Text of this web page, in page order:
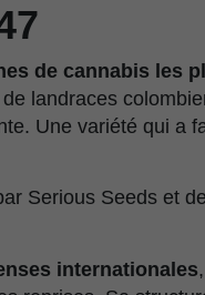
de cannabis les
landraces
Une variété qui a
Serious Seeds et
internationales